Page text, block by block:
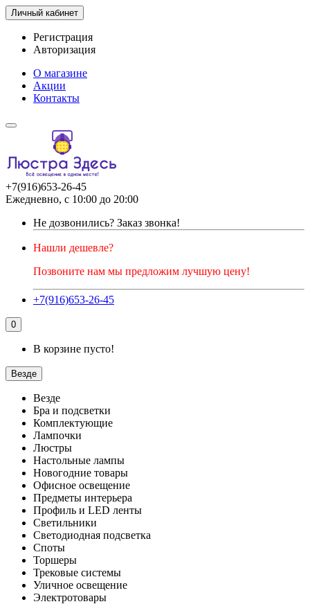
Личный кабинет
Регистрация
Авторизация
О магазине
Акции
Контакты
+7(916)653-26-45
Ежедневно, с 10:00 до 20:00
Не дозвонились? Заказ звонка!
Нашли дешевле?
Позвоните нам мы предложим лучшую цену!
+7(916)653-26-45
0
В корзине пусто!
Везде
Везде
Бра и подсветки
Комплектующие
Лампочки
Люстры
Настольные лампы
Новогодние товары
Офисное освещение
Предметы интерьера
Профиль и LED ленты
Светильники
Светодиодная подсветка
Споты
Торшеры
Трековые системы
Уличное освещение
Электротовары